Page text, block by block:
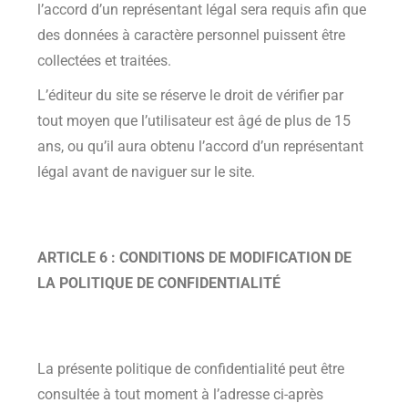
l’accord d’un représentant légal sera requis afin que
des données à caractère personnel puissent être
collectées et traitées.
L’éditeur du site se réserve le droit de vérifier par
tout moyen que l’utilisateur est âgé de plus de 15
ans, ou qu’il aura obtenu l’accord d’un représentant
légal avant de naviguer sur le site.
ARTICLE 6 : CONDITIONS DE MODIFICATION DE
LA POLITIQUE DE CONFIDENTIALITÉ
La présente politique de confidentialité peut être
consultée à tout moment à l’adresse ci-après